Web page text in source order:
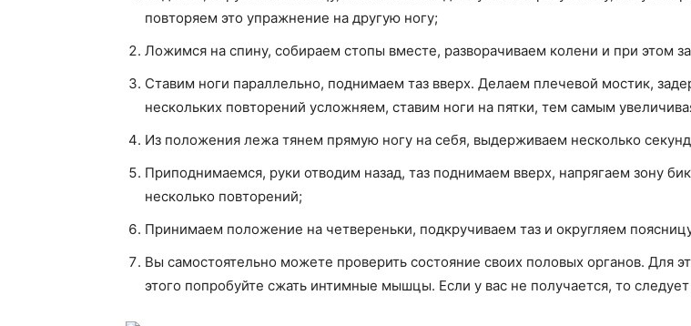
повторяем это упражнение на другую ногу;
Ложимся на спину, собираем стопы вместе, разворачиваем колени и при этом
Ставим ноги параллельно, поднимаем таз вверх. Делаем плечевой мостик,
нескольких повторений усложняем, ставим ноги на пятки, тем самым
Из положения лежа тянем прямую ногу на себя, выдерживаем несколько
Приподнимаемся, руки отводим назад, таз поднимаем вверх, напрягаем зону
несколько повторений;
Принимаем положение на четвереньки, подкручиваем таз и округляем
Вы самостоятельно можете проверить состояние своих половых органов. Для
этого попробуйте сжать интимные мышцы. Если у вас не получается, то